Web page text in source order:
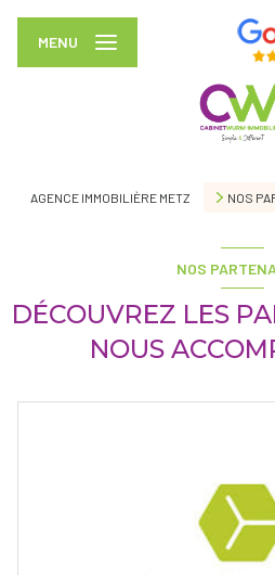
MENU
AGENCE IMMOBILIÈRE METZ NOS
NOS
DÉCOUVREZ LES
NOUS